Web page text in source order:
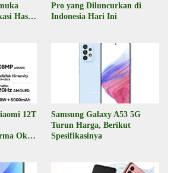
Hasil
Pro yang Diluncurkan di
Indonesia Hari Ini
12T
Oke,
Samsung Galaxy A53 5G
Turun Harga, Berikut
Spesifikasinya